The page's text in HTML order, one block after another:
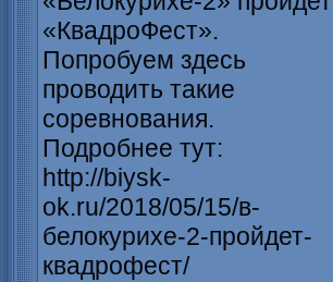
«КвадроФест».
Попробуем здесь
проводить такие
соревнования.
Подробнее тут:
http://biysk-
ok.ru/2018/05/15/в-
белокурихе-2-пройдет-
квадрофест/